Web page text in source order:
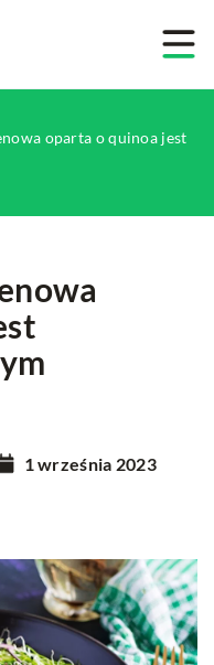
oparta o quinoa jest
1 września 2023